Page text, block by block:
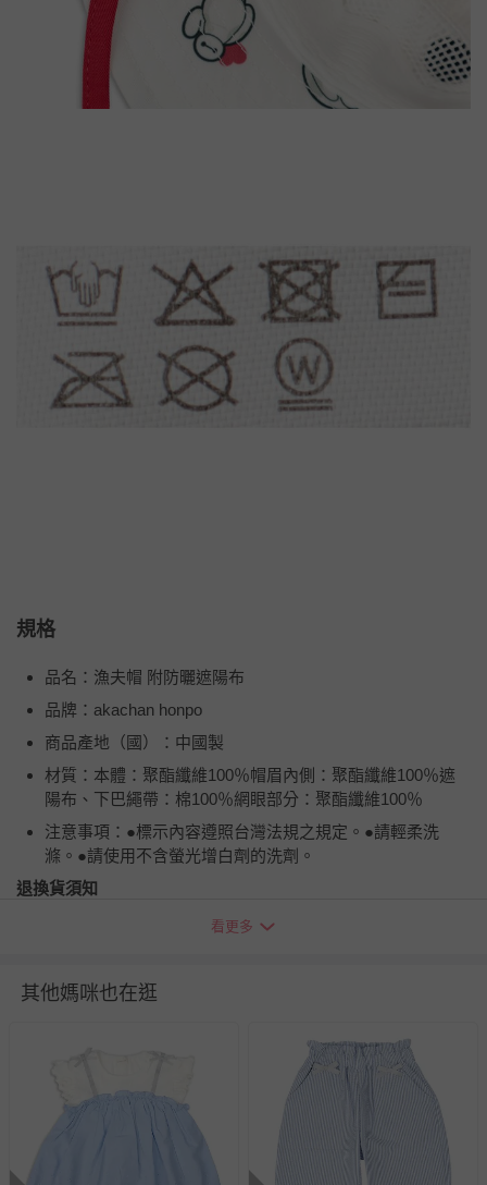
規格
品名：漁夫帽 附防曬遮陽布
品牌：akachan honpo
商品產地（國）：中國製
材質：本體：聚酯纖維100％帽眉內側：聚酯纖維100％遮
陽布、下巴繩帶：棉100％網眼部分：聚酯纖維100％
注意事項：●標示內容遵照台灣法規之規定。●請輕柔洗
滌。●請使用不含螢光增白劑的洗劑。
退換貨須知
您所購買的商品享有7天的鑑賞期／猶豫期權益，但此期間
瑕疵退換貨所產生的運費，將由媽咪愛負責處理，若非瑕疵
退貨，您可至『查詢訂單』>『已出貨』中查詢該筆訂單，
並點選『我要退貨』即可進行申請。若有相關退貨問題，請
至媽咪愛
LINE@客服ID: @mamilove
我們將依序為您處理
看更多
其他媽咪也在逛